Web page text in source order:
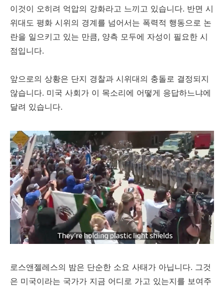
이것이 오히려 억압의 강화라고 느끼고 있습니다. 반면 시
위대도 평화 시위의 경계를 넘어서는 폭력적 행동으로 논
란을 일으키고 있는 만큼, 양측 모두에 자성이 필요한 시
점입니다.
앞으로의 상황은 단지 경찰과 시위대의 충돌로 결정되지
않습니다. 미국 사회가 이 목소리에 어떻게 응답하느냐에
달려 있습니다.
로스앤젤레스의 밤은 단순한 소요 사태가 아닙니다. 그것
은 미국이라는 국가가 지금 어디로 가고 있는지를 보여주